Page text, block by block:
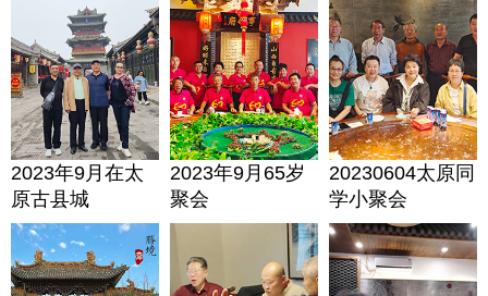
2023年9月在太
原古县城
2023年9月65岁
聚会
20230604太原同
学小聚会